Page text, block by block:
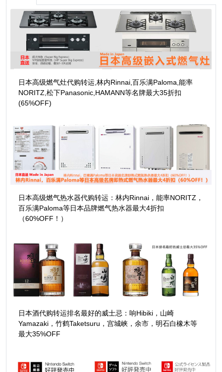
日本高级燃气灶代购转运,林内Rinnai,百乐满Paloma,能率
NORITZ,松下Panasonic,HAMANN等名牌最大35折扣
(65%OFF)
日本高级燃气热水器代购转运：林内Rinnai，能率NORITZ，
百乐满Paloma等日本品牌燃气热水器最大4折扣
（60%OFF！）
日本酒代购转运排名最好的威士忌：响Hibiki，山崎
Yamazaki，竹鹤Taketsuru，宫城峡，余市，明石白橡木等
最大35%OFF